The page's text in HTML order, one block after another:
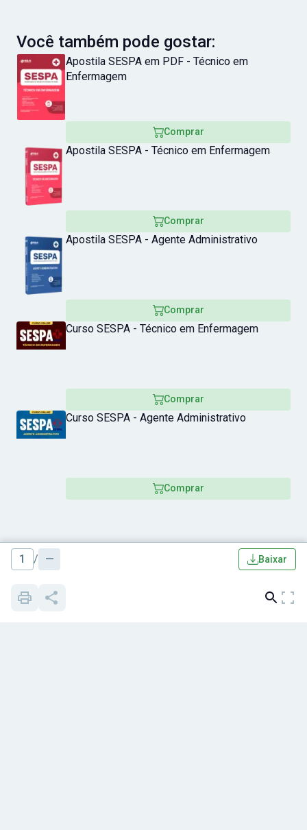
1 / — Baixar
Você também pode gostar:
Apostila SESPA em PDF - Técnico em
Enfermagem
Comprar
Apostila SESPA - Técnico em Enfermagem
Comprar
Apostila SESPA - Agente Administrativo
Comprar
Curso SESPA - Técnico em Enfermagem
Comprar
Curso SESPA - Agente Administrativo
Comprar